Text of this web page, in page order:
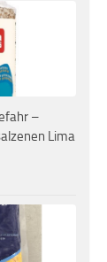
–
Lima